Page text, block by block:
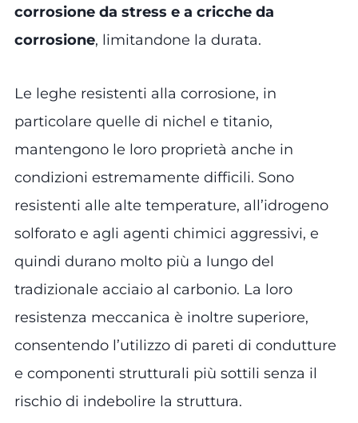
corrosione da stress e a cricche da
corrosione, limitandone la durata.
Le leghe resistenti alla corrosione, in
particolare quelle di nichel e titanio,
mantengono le loro proprietà anche in
condizioni estremamente difficili. Sono
resistenti alle alte temperature, all’idrogeno
solforato e agli agenti chimici aggressivi, e
quindi durano molto più a lungo del
tradizionale acciaio al carbonio. La loro
resistenza meccanica è inoltre superiore,
consentendo l’utilizzo di pareti di condutture
e componenti strutturali più sottili senza il
rischio di indebolire la struttura.